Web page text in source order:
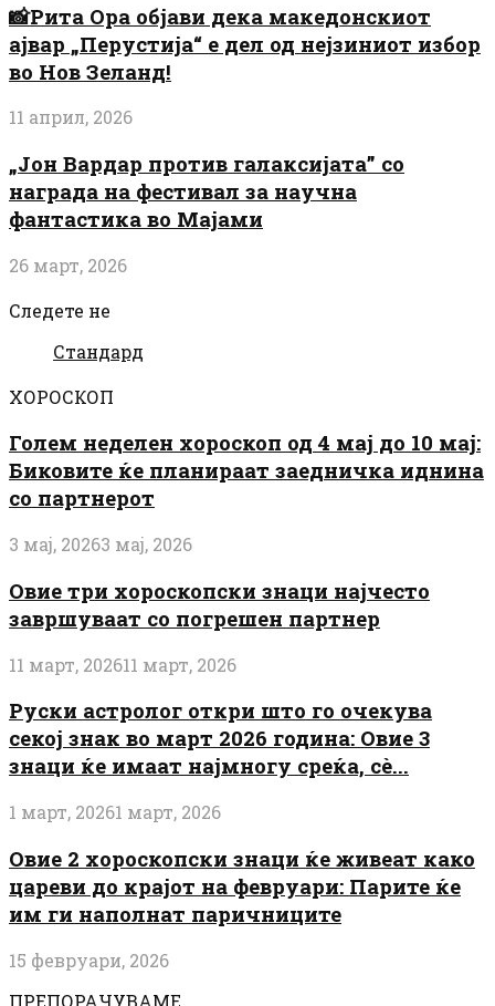
📸Рита Ора објави дека македонскиот
ајвар „Перустија“ е дел од нејзиниот избор
во Нов Зеланд!
11 април, 2026
„Јон Вардар против галаксијата” со
награда на фестивал за научна
фантастика во Мајами
26 март, 2026
Следете не
Стандард
ХОРОСКОП
Голем неделен хороскоп од 4 мај до 10 мај:
Биковите ќе планираат заедничка иднина
со партнерот
3 мај, 20263 мај, 2026
Овие три хороскопски знаци најчесто
завршуваат со погрешен партнер
11 март, 202611 март, 2026
Руски астролог откри што го очекува
секој знак во март 2026 година: Овие 3
знаци ќе имаат најмногу среќа, сè...
1 март, 20261 март, 2026
Овие 2 хороскопски знаци ќе живеат како
цареви до крајот на февруари: Парите ќе
им ги наполнат паричниците
15 февруари, 2026
ПРЕПОРАЧУВАМЕ